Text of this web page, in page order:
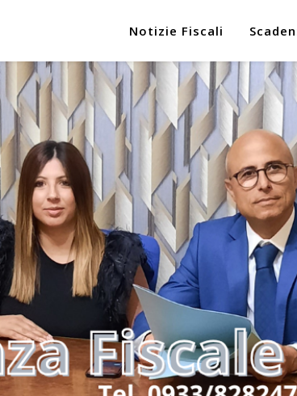
Notizie Fiscali